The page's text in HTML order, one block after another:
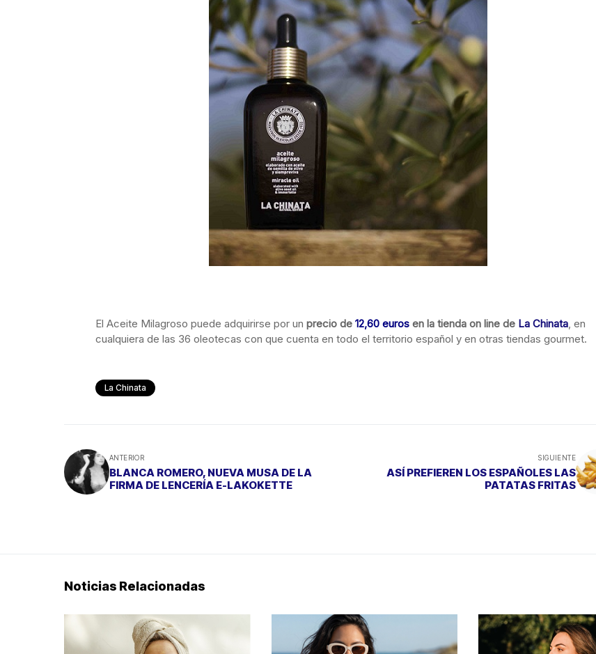
El Aceite Milagroso puede adquirirse por un precio de 12,60 euros en la tienda on line de La Chinata, en
cualquiera de las 36 oleotecas con que cuenta en todo el territorio español y en otras tiendas gourmet.
La Chinata
ANTERIOR
BLANCA ROMERO, NUEVA MUSA DE LA
FIRMA DE LENCERÍA E-LAKOKETTE
SIGUIENTE
ASÍ PREFIEREN LOS ESPAÑOLES LAS
PATATAS FRITAS
Noticias Relacionadas